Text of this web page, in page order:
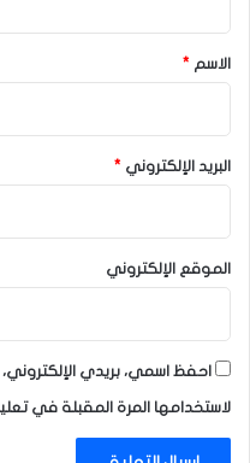
*الاسم *
البريد الإلكتروني *
الموقع الإلكتروني
احفظ اسمي، بريدي
لاستخدامها المرة المقبلة في